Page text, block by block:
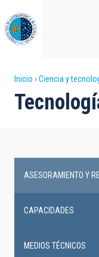
al
contenido
principal
Sobrescribir
enlaces
navegación
Inicio Ciencia y
ASESORAMIENTO Y
CAPACIDADES
MEDIOS TÉCNICOS